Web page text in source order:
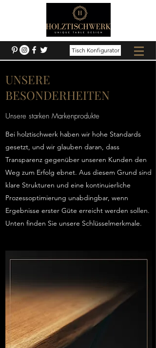
Tisch Konfigurator
UNSERE
BESONDERHEITEN
Unsere starken Markenprodukte
Bei holztischwerk haben wir hohe Standards
gesetzt, und wir glauben daran, dass
Transparenz gegenüber unseren Kunden den
Weg zum Erfolg ebnet. Aus diesem Grund sind
klare Strukturen und eine kontinuierliche
Prozessoptimierung unabdingbar, wenn
Ergebnisse erster Güte erreicht werden sollen.
Unten finden Sie unsere Schlüsselmerkmale.